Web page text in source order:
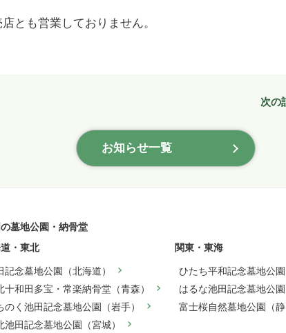
とも営業しておりません。
次の
お知らせ一覧
墓地公園・納骨堂
・東北
記念墓地公園（北海道）
十和田多宝・常楽納骨堂（青森）
のく池田記念墓地公園（岩手）
池田記念墓地公園（宮城）
関東・東海
ひたち平和記念墓地公
はるな池田記念墓地公
富士桜自然墓地公園（